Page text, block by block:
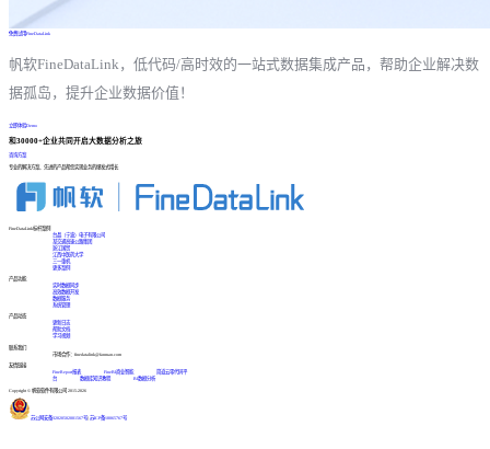
免费试用FineDataLink
帆软FineDataLink，低代码/高时效的一站式数据集成产品，帮助企业解决数
据孤岛，提升企业数据价值！
立即体验Demo
和30000+企业共同开启大数据分析之旅
咨询方案
专业的解决方案、先进的产品帮您实现业务的爆发式增长
FineDataLink标杆案例
台晶（宁波）电子有限公司
某交通高速公路集团
浙江国贸
江西中医药大学
三一重机
更多案例
产品功能
实时数据同步
高效数据开发
数据服务
系统管理
产品动态
更新日志
帮助文档
学习视频
联系我们
市场合作：finedatalink@fanruan.com
友情链接
FineReport报表
FineBI商业智能
简道云零代码平
台
数据库知识教程 BI数据分析
Copyright © 帆软软件有限公司 2015-2026
苏公网安备32020502001567号 苏ICP备18065767号